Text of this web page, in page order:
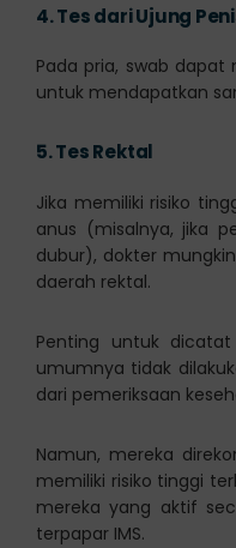
4.Tes dari Ujung
Pada pria, swab
untuk mendapatkan
5.Tes Rektal
Jika memiliki risiko
anus (misalnya, jika
dubur), dokter
daerah rektal.
Penting untuk
umumnya tidak
dari pemeriksaan
Namun, mereka
memiliki risiko tinggi
mereka yang aktif
terpapar IMS.